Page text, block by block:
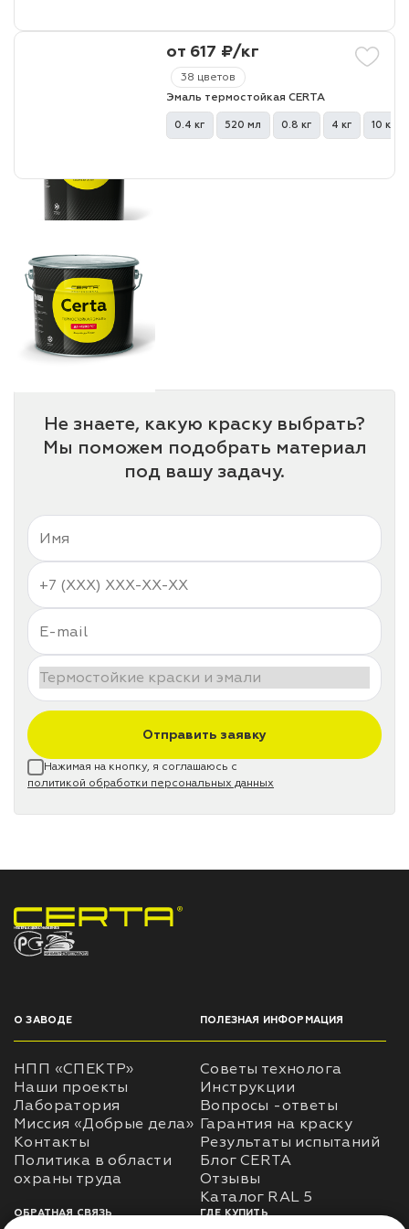
38 цветов
от 617 ₽/кг
Эмаль термостойкая CERTA
0.4 кг 520 мл 0.8 кг 4 кг 10 кг
Не знаете, какую краску выбрать?
Мы поможем подобрать материал
под вашу задачу.
Отправить заявку
Нажимая на кнопку, я соглашаюсь с
политикой обработки персональных данных
НПП «СПЕКТР» ЗАВОД ЛАКОКРАСОЧНЫХ МАТЕРИАЛОВ
О ЗАВОДЕ
НПП «СПЕКТР»
Наши проекты
Лаборатория
Миссия «Добрые дела»
Контакты
Политика в области
ПОЛЕЗНАЯ ИНФОРМАЦИЯ
Советы технолога
Инструкции
Вопросы -ответы
Гарантия на краску
Результаты испытаний
Блог CERTA
Отзывы
Каталог RAL 5
ОБРАТНАЯ СВЯЗЬ ГДЕ КУПИТЬ